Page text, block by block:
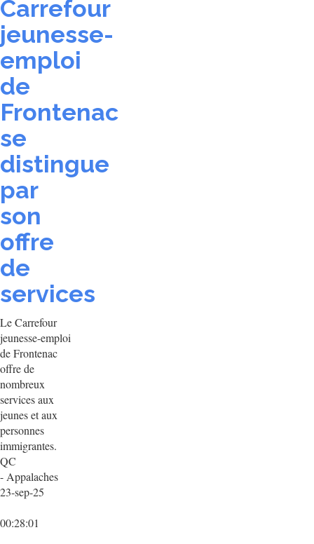
Carrefour
jeunesse-
emploi
de
Frontenac
se
distingue
par
son
offre
de
services
Le Carrefour
jeunesse-emploi
de Frontenac
offre de
nombreux
services aux
jeunes et aux
personnes
immigrantes.
QC
- Appalaches
23-sep-25
00:28:01